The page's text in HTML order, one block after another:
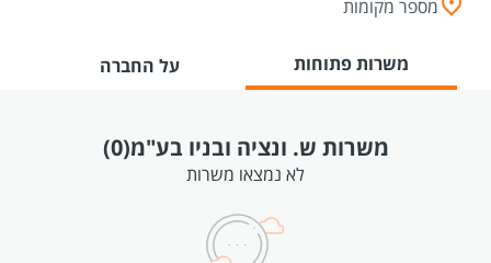
מספר מקומות
משרות פתוחות על החברה
משרות ש. ונציה ובניו בע"מ(0)
לא נמצאו משרות